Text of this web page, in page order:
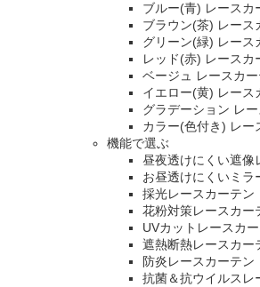
ブルー(青) レースカ
ブラウン(茶) レース
グリーン(緑) レース
レッド(赤) レースカ
ベージュ レースカ
イエロー(黄) レース
グラデーション レ
カラー(色付き) レー
機能で選ぶ
昼夜透けにくい遮像
お昼透けにくいミラ
採光レースカーテン
花粉対策レースカー
UVカットレースカ
遮熱断熱レースカー
防炎レースカーテン
抗菌＆抗ウイルスレ